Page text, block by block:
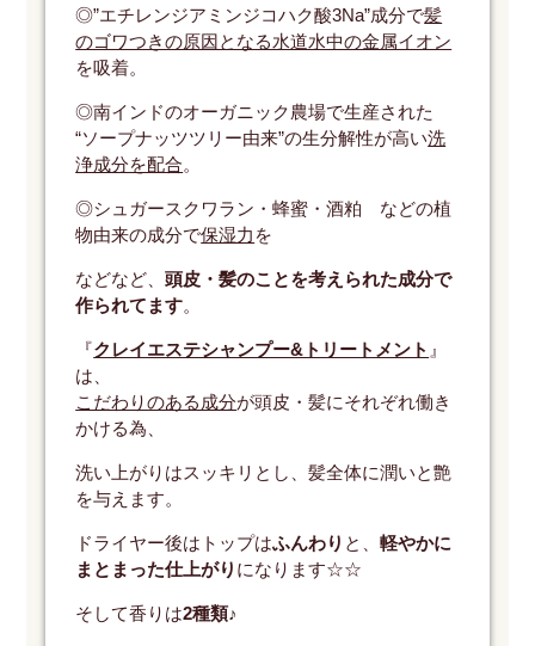
◎”エチレンジアミンジコハク酸3Na”成分で髪
のゴワつきの原因となる水道水中の金属イオン
を吸着。
◎南インドのオーガニック農場で生産された
“ソープナッツツリー由来”の生分解性が高い洗
浄成分を配合。
◎シュガースクワラン・蜂蜜・酒粕 などの植
物由来の成分で保湿力 を
などなど、頭皮・髪のことを考えられた成分で
作られてます。
『クレイエステシャンプー&トリートメント 』
は、
こだわりのある成分が頭皮・髪にそれぞれ働き
かける為、
洗い上がりはスッキリとし、髪全体に潤いと艶
を与えます。
ドライヤー後はトップはふんわり と、軽やかに
まとまった仕上がり になります☆☆
そして香りは2種類♪